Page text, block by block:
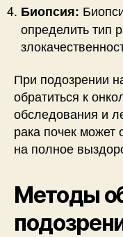
Биопсия:
определить тип
При подозрении
обратиться к
обследования и
рака почек
на полное
Методы